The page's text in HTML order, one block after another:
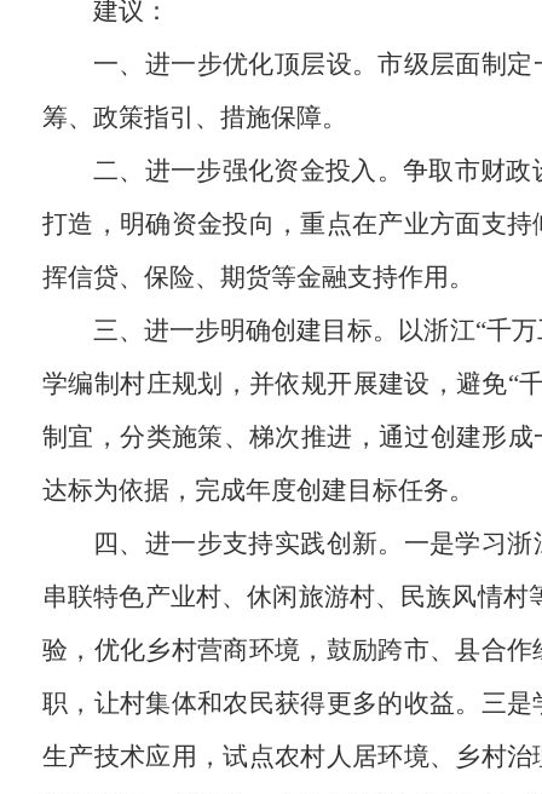
建议：
一、进一步优化顶层设。市级层面制
筹、政策指引、措施保障。
二、进一步强化资金投入。争取市财
打造，明确资金投向，重点在产业方面支
挥信贷、保险、期货等金融支持作用。
三、进一步明确创建目标。以浙江“千
学编制村庄规划，并依规开展建设，避免“
制宜，分类施策、梯次推进，通过创建形
达标为依据，完成年度创建目标任务。
四、进一步支持实践创新。一是学习
串联特色产业村、休闲旅游村、民族风情
验，优化乡村营商环境，鼓励跨市、县合
职，让村集体和农民获得更多的收益。三
生产技术应用，试点农村人居环境、乡村